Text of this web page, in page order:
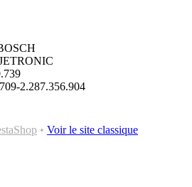
2.287.356.904
• Voir le site classique